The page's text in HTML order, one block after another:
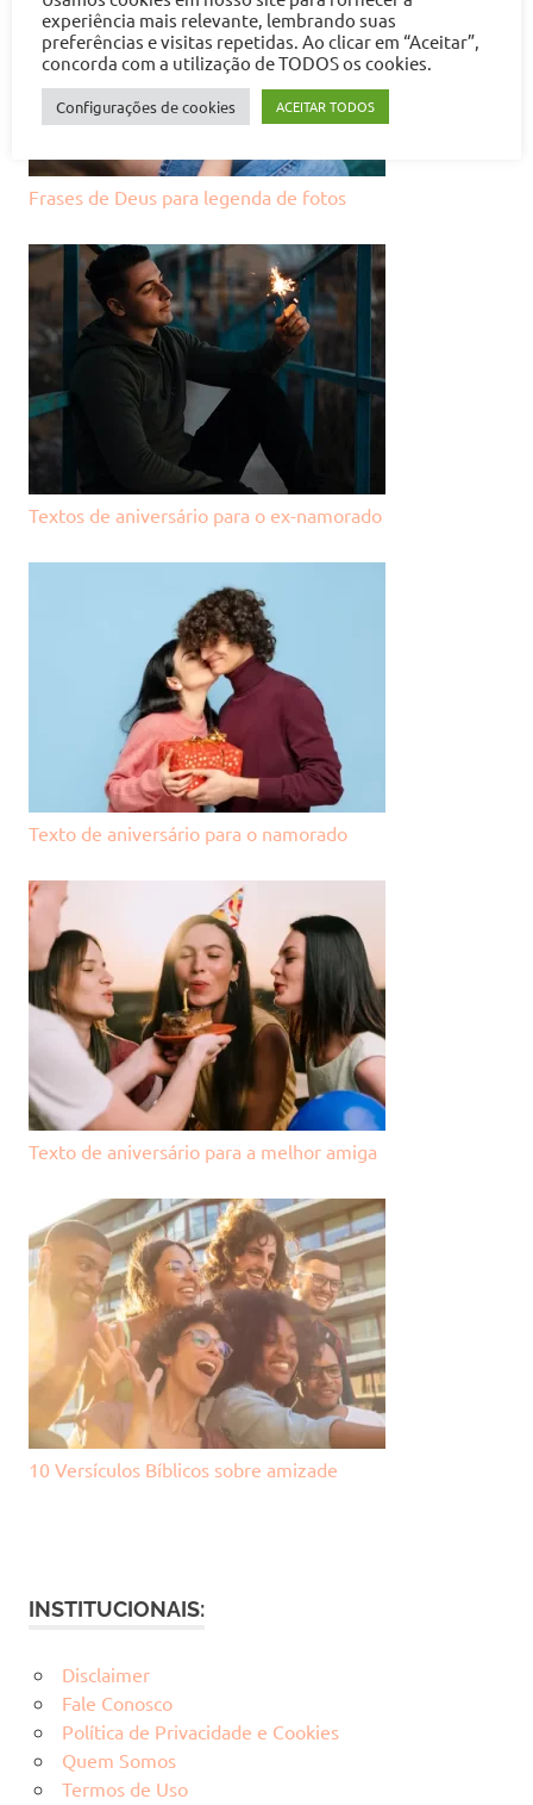
Frases de Deus para legenda de fotos
Textos de aniversário para o ex-namorado
Texto de aniversário para o namorado
Texto de aniversário para a melhor amiga
10 Versículos Bíblicos sobre amizade
INSTITUCIONAIS:
Disclaimer
Fale Conosco
Política de Privacidade e Cookies
Quem Somos
Termos de Uso
experiência mais relevante, lembrando suas
preferências e visitas repetidas. Ao clicar em “Aceitar”,
concorda com a utilização de TODOS os cookies.
Configurações de cookies ACEITAR TODOS